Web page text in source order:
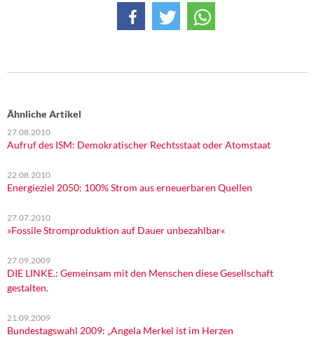
Ähnliche Artikel
27.08.2010
Aufruf des ISM: Demokratischer Rechtsstaat oder Atomstaat
22.08.2010
Energieziel 2050: 100% Strom aus erneuerbaren Quellen
27.07.2010
»Fossile Stromproduktion auf Dauer unbezahlbar«
27.09.2009
DIE LINKE.: Gemeinsam mit den Menschen diese Gesellschaft
gestalten.
21.09.2009
Bundestagswahl 2009: „Angela Merkel ist im Herzen